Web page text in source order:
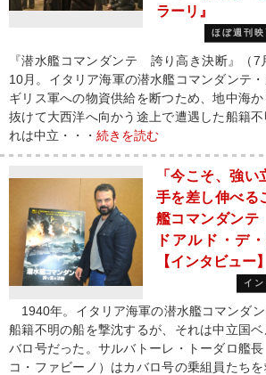
ラーリ』
ほぼ週刊映
『潜水艦コマンダンテ 誇り高き決断』
10月。イタリア海軍の潜水艦コマンダンテ
ギリス軍への物資供給を断つため、地中海
抜けて大西洋へ向かう途上で遭遇した船籍
れは中立・・・ 続きを読む
「今こそ、強
手を差し伸べる
艦コマンダン
ドアルド・デ
【インタビュー】
イ
1940年。イタリア海軍の潜水艦コマンダン
船籍不明の船を撃沈するが、それは中立国
バロ号だった。サルバトーレ・トーダロ艦
コ・ファビーノ）はカバロ号の乗組員たち